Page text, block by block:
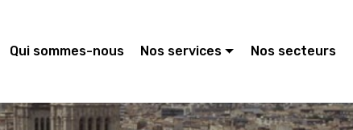
Qui sommes-nous Nos services Nos secteurs